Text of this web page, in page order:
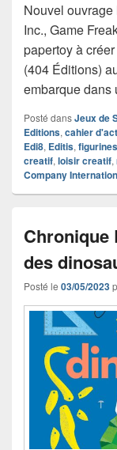
Nouvel
Inc., Game
papertoy à
(404 Éditions)
embarque dans
Posté dansJeux de
Editions, cahier
Edi8, Editis, figurines
creatif, loisir creatif,
Company
Chronique
des
Posté le 03/05/2023